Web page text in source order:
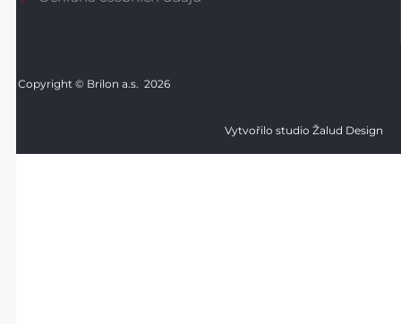
Copyright © Brilon a.s. 2026
Vytvořilo studio Žalud Design